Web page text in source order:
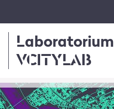
Laboratorium
VCITYLAB